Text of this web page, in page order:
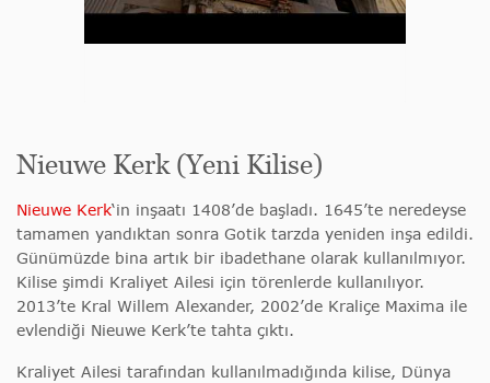
Nieuwe Kerk (Yeni Kilise)
Nieuwe Kerk‘in inşaatı 1408’de başladı. 1645’te neredeyse
tamamen yandıktan sonra Gotik tarzda yeniden inşa edildi.
Günümüzde bina artık bir ibadethane olarak kullanılmıyor.
Kilise şimdi Kraliyet Ailesi için törenlerde kullanılıyor.
2013’te Kral Willem Alexander, 2002’de Kraliçe Maxima ile
evlendiği Nieuwe Kerk’te tahta çıktı.
Kraliyet Ailesi tarafından kullanılmadığında kilise, Dünya